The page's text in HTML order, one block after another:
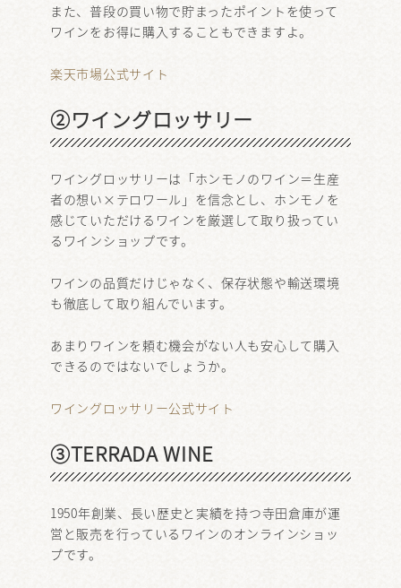
また、普段の買い物で貯まったポイントを使って
ワインをお得に購入することもできますよ。
楽天市場公式サイト
②ワイングロッサリー
ワイングロッサリーは「ホンモノのワイン＝生産
者の想い×テロワール」を信念とし、ホンモノを
感じていただけるワインを厳選して取り扱ってい
るワインショップです。
ワインの品質だけじゃなく、保存状態や輸送環境
も徹底して取り組んでいます。
あまりワインを頼む機会がない人も安心して購入
できるのではないでしょうか。
ワイングロッサリー公式サイト
③TERRADA WINE
1950年創業、長い歴史と実績を持つ寺田倉庫が運
営と販売を行っているワインのオンラインショッ
プです。